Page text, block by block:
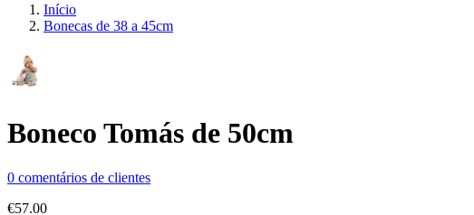
Início
Bonecas de 38 a 45cm
Boneco Tomás de 50cm
0 comentários de clientes
€57.00